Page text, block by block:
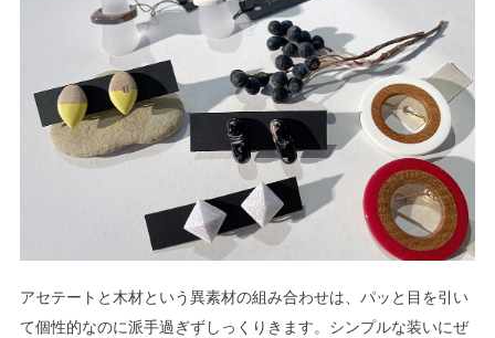
アセテートと木材という異素材の組み合わせは、パッと目を引い
て個性的なのに派手過ぎずしっくりきます。シンプルな装いにぜ